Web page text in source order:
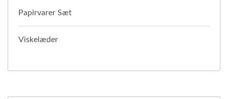
Papirvarer Sæt
Viskelæder